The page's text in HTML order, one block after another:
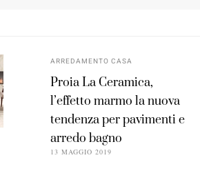
ARREDAMENTO CASA
Proia La Ceramica,
l’effetto marmo la nuova
tendenza per pavimenti e
arredo bagno
13 MAGGIO 2019